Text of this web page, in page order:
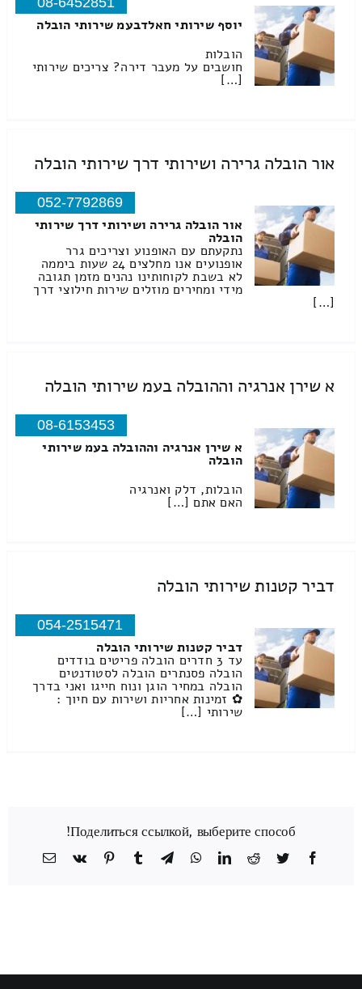
יוסף שירותי חאלדבעמ שירותי הובלה
הובלות
חושבים על מעבר דירה? צריכים שירותי
[…]
אור הובלה גרירה ושירותי דרך שירותי הובלה
052-7792869
אור הובלה גרירה ושירותי דרך שירותי
הובלה
נתקעתם עם האופנוע וצריכים גרר
אופנועים אנו מחלצים 24 שעות ביממה
לא בשבת לקוחותינו נהנים מזמן תגובה
מידי ומחירים מוזלים שירות חילוצי דרך
[…]
א שירן אנרגיה וההובלה בעמ שירותי הובלה
08-6153453
א שירן אנרגיה וההובלה בעמ שירותי
הובלה
הובלות, דלק ואנרגיה
האם אתם […]
דביר קטנות שירותי הובלה
054-2515471
דביר קטנות שירותי הובלה
עד 3 חדרים הובלה פריטים בודדים
הובלה פסנתרים הובלה לסטודנטים
הובלה במחיר הוגן ונוח חייגו ואני בדרך
✿ זמינות אחריות ושירות עם חיוך :
שירותי […]
Поделиться ссылкой, выберите способ!
Facebook
Twitter
Reddit
LinkedIn
WhatsApp
Telegram
Tumblr
Pinterest
Vk
כתובת